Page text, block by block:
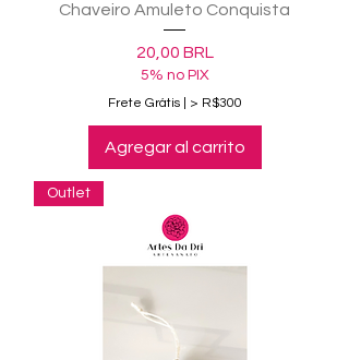
Chaveiro Amuleto Conquista
Precio
20,00 BRL
5% no PIX
Frete Grátis | > R$300
Agregar al carrito
Outlet